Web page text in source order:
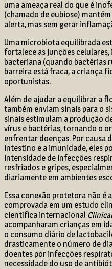
uma ameaça real do que é
(chamado de eubiose)
alerta, mas sem gerar
Uma microbiota equilibrada
fortalece as junções
bacteriana (quando bactérias
barreira está fraca, a criança
oportunistas.
Além de ajudar a equilibrar a
também enviam sinais para o
sinais estimulam a produção
vírus e bactérias, tornando o
enfrentar doenças. Por causa
intestino e a imunidade, eles
intensidade de infecções
resfriados e gripes,
diariamente em ambientes
Essa conexão protetora não é
comprovada em um estudo
científica internacional
acompanharam crianças em
o consumo diário de
drasticamente o número de
doentes por infecções
necessidade do uso de